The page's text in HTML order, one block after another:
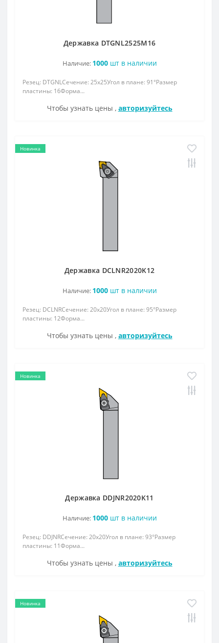
Державка DTGNL2525M16
Наличие: 1000шт в наличии
Резец: DTGNLСечение: 25x25Угол в плане: 91°Размер
пластины: 16Форма...
Чтобы узнать цены , авторизуйтесь
Новинка
Державка DCLNR2020K12
Наличие: 1000шт в наличии
Резец: DCLNRСечение: 20x20Угол в плане: 95°Размер
пластины: 12Форма...
Чтобы узнать цены , авторизуйтесь
Новинка
Державка DDJNR2020K11
Наличие: 1000шт в наличии
Резец: DDJNRСечение: 20x20Угол в плане: 93°Размер
пластины: 11Форма...
Чтобы узнать цены , авторизуйтесь
Новинка